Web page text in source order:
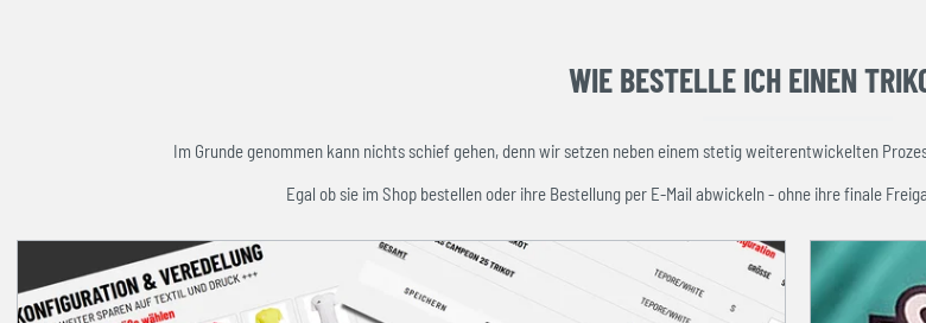
WIE BESTELLE ICH EINEN
Im Grunde genommen kann nichts schief gehen, denn wir setzen neben einem stetig weiterentwickelten
Egal ob sie im Shop bestellen oder ihre Bestellung per E-Mail abwickeln - ohne ihre finale